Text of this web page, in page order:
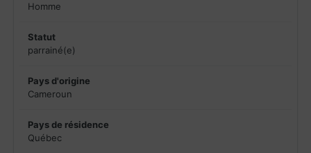
Homme
Statut
parrainé(e)
Pays d'origine
Cameroun
Pays de résidence
Québec